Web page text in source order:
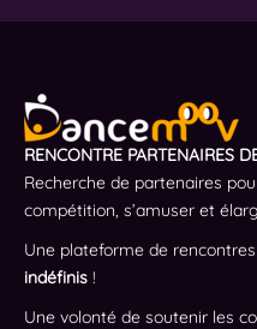
RENCONTRE PARTENAIRES
Recherche de partenaires
compétition, s’amuser et
Une plateforme de
indéfinis !
Une volonté de soutenir les